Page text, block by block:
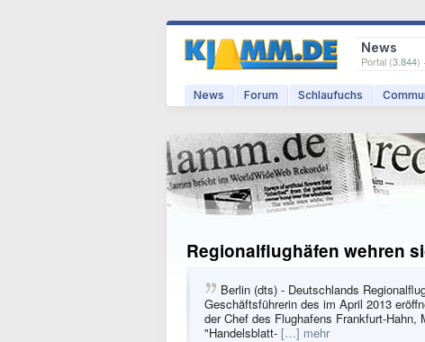
News
Portal (3.844)
News Forum Schlaufuchs
Regionalflughäfen wehren
Berlin (dts) - Deutschlands
Geschäftsführerin des im April 2013
der Chef des Flughafens Frankfurt-
"Handelsblatt- […] mehr